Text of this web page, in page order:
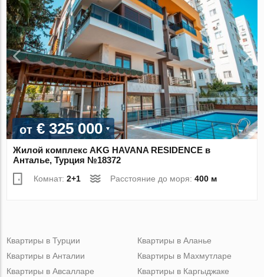
от € 325 000
Жилой комплекс AKG HAVANA RESIDENCE в
Анталье, Турция №18372
Комнат:2+1 Расстояние до моря:400 м
Квартиры в Турции
Квартиры в Анталии
Квартиры в Авсалларе
Квартиры в Аланье
Квартиры в Махмутларе
Квартиры в Каргыджаке